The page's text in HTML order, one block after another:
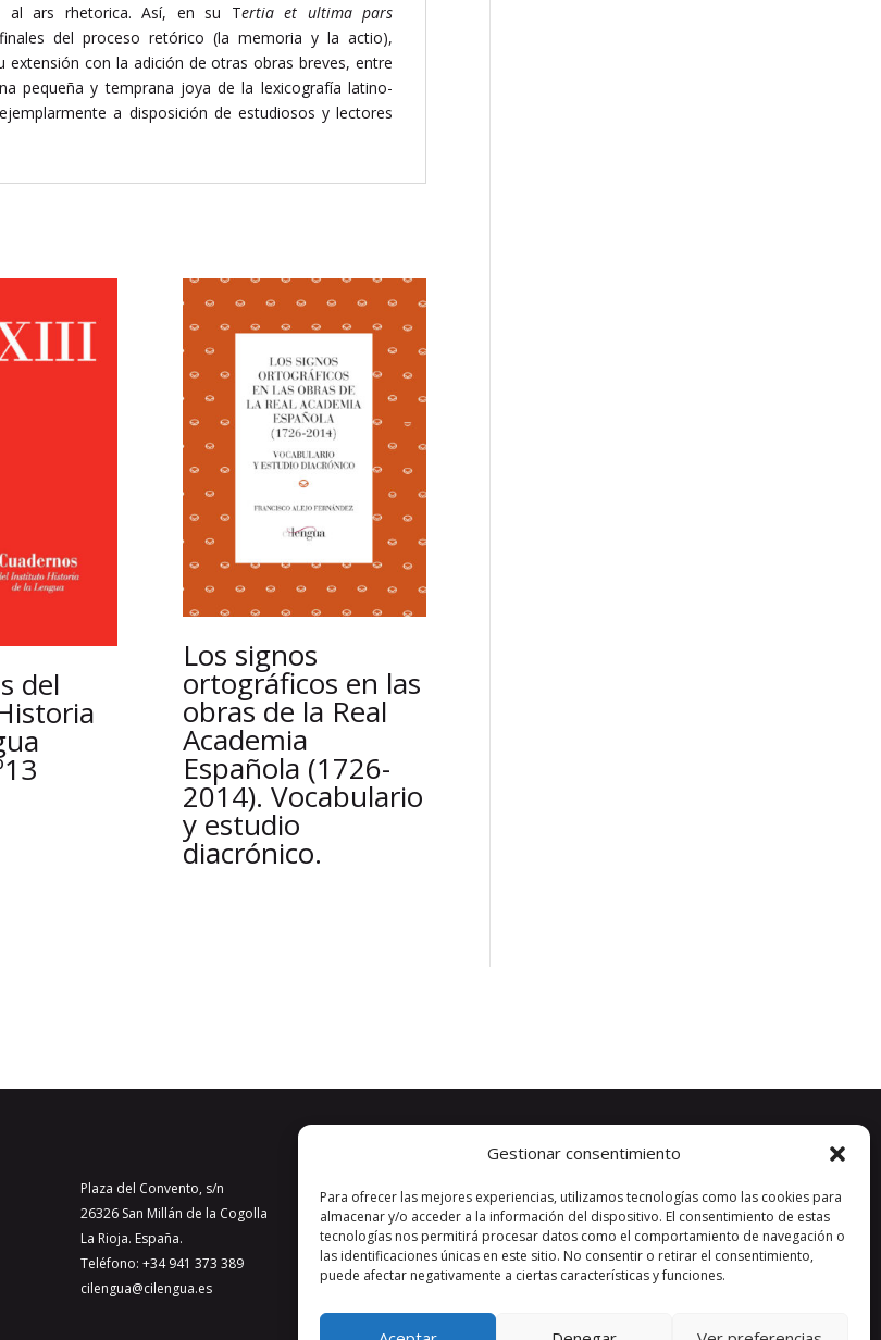
Gestionar consentimiento
Para ofrecer las mejores experiencias, utilizamos tecnologías como las cookies para
almacenar y/o acceder a la información del dispositivo. El consentimiento de estas
tecnologías nos permitirá procesar datos como el comportamiento de navegación o
las identificaciones únicas en este sitio. No consentir o retirar el consentimiento,
puede afectar negativamente a ciertas características y funciones.
al ars rhetorica. Así, en su Tertia et ultima pars
del proceso retórico (la memoria y la actio),
con la adición de otras obras breves, entre
pequeña y temprana joya de la lexicografía latino-
a disposición de estudiosos y lectores
del
Los signos
ortográficos en las
obras de la Real
Academia
Española (1726-
2014). Vocabulario
y estudio
diacrónico.
Plaza del Convento, s/n
26326 San Millán de la Cogolla
La Rioja. España.
Teléfono: +34 941 373 389
cilengua@cilengua.es